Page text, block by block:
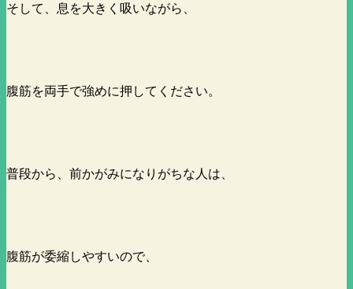
そして、息を大きく吸いながら、
腹筋を両手で強めに押してください。
普段から、前かがみになりがちな人は、
腹筋が委縮しやすいので、